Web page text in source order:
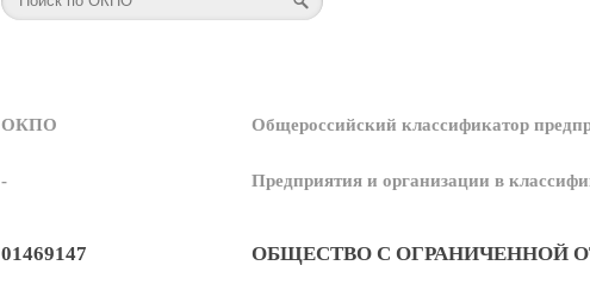
ОКПО Общероссийский классификатор
- Предприятия и организации в
01469147 ОБЩЕСТВО С ОГРАНИЧЕННОЙ